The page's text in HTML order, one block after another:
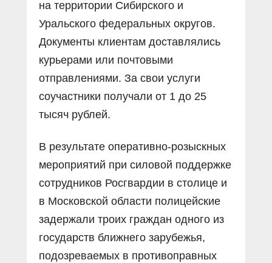
на территории Сибирского и
Уральского федеральных округов.
Документы клиентам доставлялись
курьерами или почтовыми
отправлениями. За свои услуги
соучастники получали от 1 до 25
тысяч рублей.
В результате оперативно-розыскных
мероприятий при силовой поддержке
сотрудников Росгвардии в столице и
в Московской области полицейские
задержали троих граждан одного из
государств ближнего зарубежья,
подозреваемых в противоправных